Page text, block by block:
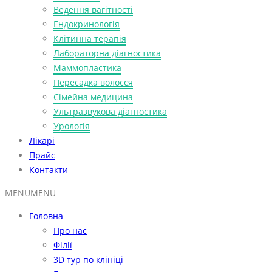
Ведення вагітності
Ендокринологія
Клітинна терапія
Лабораторна діагностика
Маммопластика
Пересадка волосся
Сімейна медицина
Ультразвукова діагностика
Урологія
Лікарі
Прайс
Контакти
MENUMENU
Головна
Про нас
Філії
3D тур по клініці